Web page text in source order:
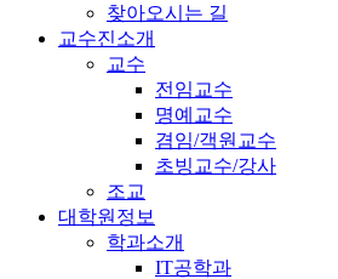
찾아오시는 길
교수진소개
교수
전임교수
명예교수
겸임/객원교수
초빙교수/강사
조교
대학원정보
학과소개
IT공학과